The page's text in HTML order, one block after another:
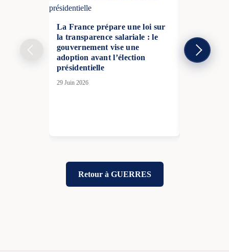
La France prépare une loi sur
la transparence salariale : le
gouvernement vise une
adoption avant l’élection
présidentielle
29 Juin 2026
Retour à GUERRES